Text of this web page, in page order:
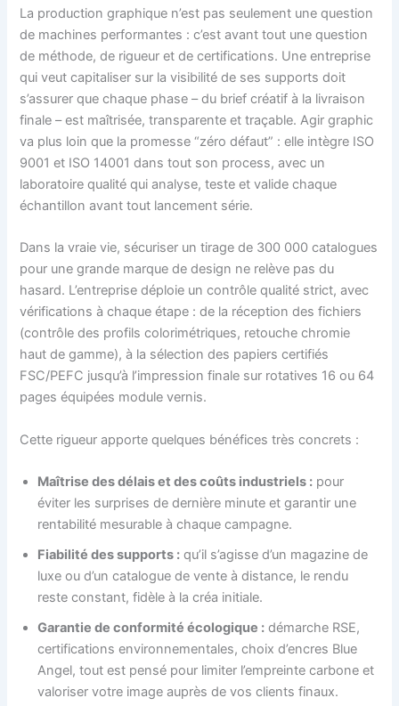
La production graphique n’est pas seulement une question
de machines performantes : c’est avant tout une question
de méthode, de rigueur et de certifications. Une entreprise
qui veut capitaliser sur la visibilité de ses supports doit
s’assurer que chaque phase – du brief créatif à la livraison
finale – est maîtrisée, transparente et traçable. Agir graphic
va plus loin que la promesse “zéro défaut” : elle intègre ISO
9001 et ISO 14001 dans tout son process, avec un
laboratoire qualité qui analyse, teste et valide chaque
échantillon avant tout lancement série.
Dans la vraie vie, sécuriser un tirage de 300 000 catalogues
pour une grande marque de design ne relève pas du
hasard. L’entreprise déploie un contrôle qualité strict, avec
vérifications à chaque étape : de la réception des fichiers
(contrôle des profils colorimétriques, retouche chromie
haut de gamme), à la sélection des papiers certifiés
FSC/PEFC jusqu’à l’impression finale sur rotatives 16 ou 64
pages équipées module vernis.
Cette rigueur apporte quelques bénéfices très concrets :
Maîtrise des délais et des coûts industriels : pour
éviter les surprises de dernière minute et garantir une
rentabilité mesurable à chaque campagne.
Fiabilité des supports : qu’il s’agisse d’un magazine de
luxe ou d’un catalogue de vente à distance, le rendu
reste constant, fidèle à la créa initiale.
Garantie de conformité écologique : démarche RSE,
certifications environnementales, choix d’encres Blue
Angel, tout est pensé pour limiter l’empreinte carbone et
valoriser votre image auprès de vos clients finaux.